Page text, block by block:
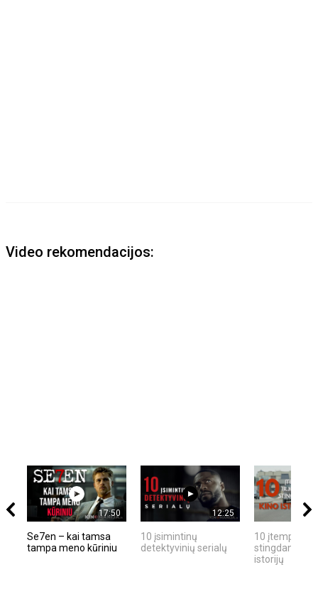
Video rekomendacijos:
17:50
Se7en – kai tamsa
tampa meno kūriniu
12:25
10 įsimintinų
detektyvinių serialų
10 įtemptų,
stingdančių
istorijų